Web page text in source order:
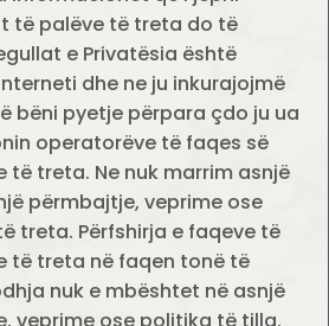
të palëve të treta do të
e Privatësia është
dhe ne ju inkurajojmë
bëni pyetje përpara çdo ju ua
operatorëve të faqes së
të treta. Ne nuk marrim asnjë
përmbajtje, veprime ose
treta. Përfshirja e faqeve të
të treta në faqen tonë të
nuk e mbështet në asnjë
veprime ose politika të tilla.